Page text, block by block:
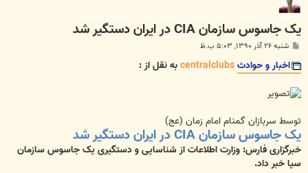
یک جاسوس سازمان CIA در ایران دستگیر شد
ت
شنبه ۲۶ آذر ۱۳۹۰, ۵:۰۳ ب.ظ
اخبار و حوادثcentralclubsبه نقل از :
توسط سربازان گمنام امام زمان (عج)
یک جاسوس سازمان CIA در ایران دستگیر شد
خبرگزاری فارس: وزارت اطلاعات از شناسایی و دستگیری یک جاسوس سازمان
سیا خبر داد.